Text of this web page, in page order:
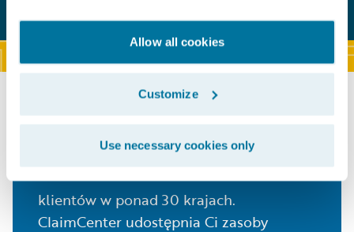
Allow all cookies
Customize
Use necessary cookies only
270+
klientów w ponad 30 krajach.
ClaimCenter udostępnia Ci zasoby